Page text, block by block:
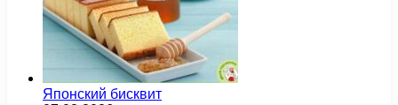
Японский бисквит